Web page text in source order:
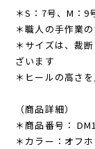
＊S：7号、M：9
＊職人の手作業
＊サイズは、裁
ざいます
＊ヒールの高さ
（商品詳細）
＊商品番号：
＊カラー：オフホ